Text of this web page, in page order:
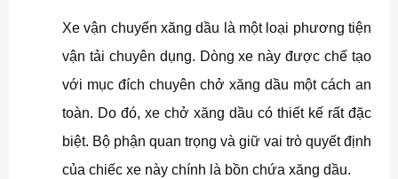
Xe vận chuyển xăng dầu là một loại phương tiện
vận tải chuyên dụng. Dòng xe này được chế tạo
với mục đích chuyên chở xăng dầu một cách an
toàn. Do đó, xe chở xăng dầu có thiết kế rất đặc
biệt. Bộ phận quan trọng và giữ vai trò quyết định
của chiếc xe này chính là bồn chứa xăng dầu.